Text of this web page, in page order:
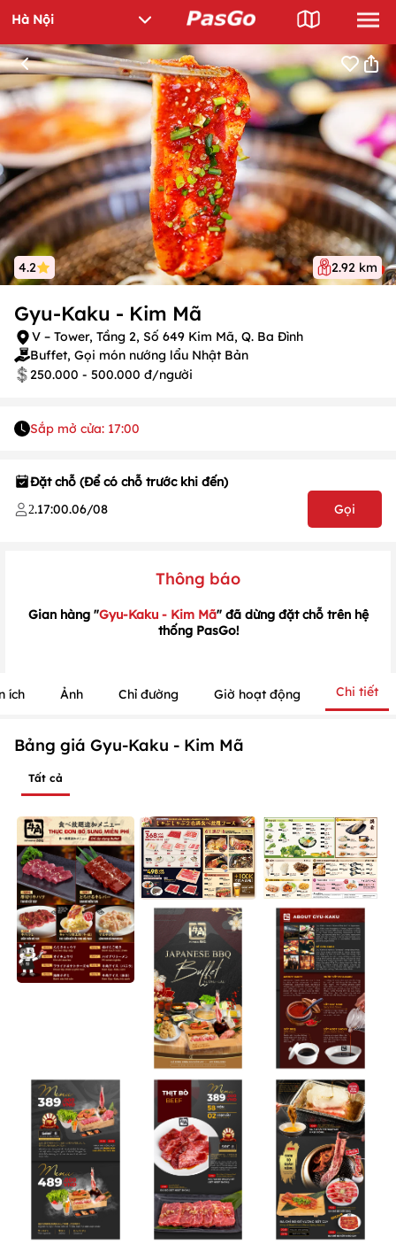
4.2 2.92 km
Gyu-Kaku - Kim Mã
V – Tower, Tầng 2, Số 649 Kim Mã, Q. Ba Đình
Buffet, Gọi món nướng lẩu Nhật Bản
250.000 - 500.000 đ/người
Sắp mở cửa: 17:00
Đặt chỗ (Để có chỗ trước khi đến)
2.17:00.06/08 Gọi
Thông báo
Gian hàng "Gyu-Kaku - Kim Mã" đã dừng đặt chỗ trên hệ
thống PasGo!
ích Ảnh Chỉ đường Giờ hoạt động Chi tiết
Bảng giá Gyu-Kaku - Kim Mã
Tất cả
/1